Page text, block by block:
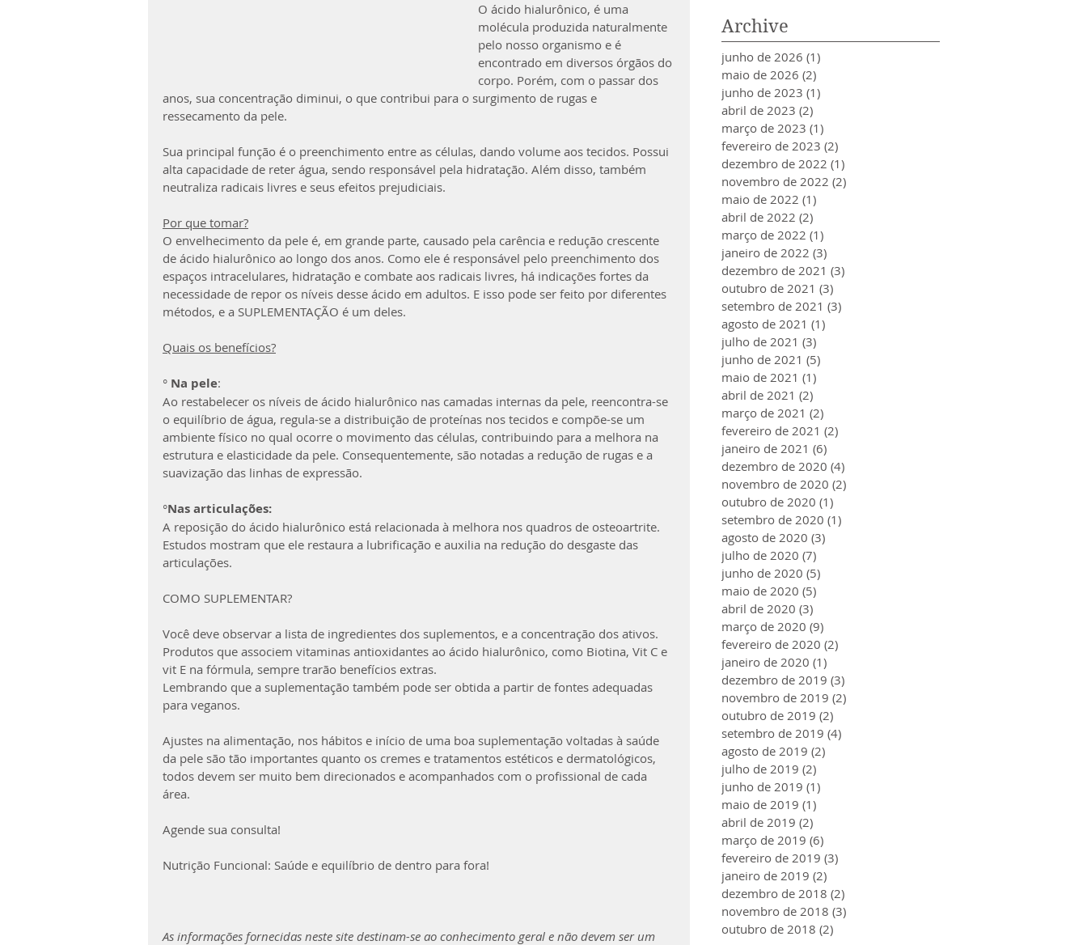
O ácido hialurônico, é uma
molécula produzida naturalmente
pelo nosso organismo e é
encontrado em diversos órgãos do
corpo. Porém, com o passar dos
anos, sua concentração diminui, o que contribui para o surgimento de rugas e
ressecamento da pele.
Sua principal função é o preenchimento entre as células, dando volume aos tecidos. Possui
alta capacidade de reter água, sendo responsável pela hidratação. Além disso, também
neutraliza radicais livres e seus efeitos prejudiciais.
Por que tomar?
O envelhecimento da pele é, em grande parte, causado pela carência e redução crescente
de ácido hialurônico ao longo dos anos. Como ele é responsável pelo preenchimento dos
espaços intracelulares, hidratação e combate aos radicais livres, há indicações fortes da
necessidade de repor os níveis desse ácido em adultos. E isso pode ser feito por diferentes
métodos, e a SUPLEMENTAÇÃO é um deles.
Quais os benefícios?
° Na pele:
Ao restabelecer os níveis de ácido hialurônico nas camadas internas da pele, reencontra-se
o equilíbrio de água, regula-se a distribuição de proteínas nos tecidos e compõe-se um
ambiente físico no qual ocorre o movimento das células, contribuindo para a melhora na
estrutura e elasticidade da pele. Consequentemente, são notadas a redução de rugas e a
suavização das linhas de expressão.
°Nas articulações:
A reposição do ácido hialurônico está relacionada à melhora nos quadros de osteoartrite.
Estudos mostram que ele restaura a lubrificação e auxilia na redução do desgaste das
articulações.
COMO SUPLEMENTAR?
Você deve observar a lista de ingredientes dos suplementos, e a concentração dos ativos.
Produtos que associem vitaminas antioxidantes ao ácido hialurônico, como Biotina, Vit C e
vit E na fórmula, sempre trarão benefícios extras.
Lembrando que a suplementação também pode ser obtida a partir de fontes adequadas
para veganos.
Ajustes na alimentação, nos hábitos e início de uma boa suplementação voltadas à saúde
da pele são tão importantes quanto os cremes e tratamentos estéticos e dermatológicos,
todos devem ser muito bem direcionados e acompanhados com o profissional de cada
área.
Agende sua consulta!
Nutrição Funcional: Saúde e equilíbrio de dentro para fora!
As informações fornecidas neste site destinam-se ao conhecimento geral e não devem ser um
Archive
junho de 2026 (1)
maio de 2026 (2)
junho de 2023 (1)
abril de 2023 (2)
março de 2023 (1)
fevereiro de 2023 (2)
dezembro de 2022 (1)
novembro de 2022 (2)
maio de 2022 (1)
abril de 2022 (2)
março de 2022 (1)
janeiro de 2022 (3)
dezembro de 2021 (3)
outubro de 2021 (3)
setembro de 2021 (3)
agosto de 2021 (1)
julho de 2021 (3)
junho de 2021 (5)
maio de 2021 (1)
abril de 2021 (2)
março de 2021 (2)
fevereiro de 2021 (2)
janeiro de 2021 (6)
dezembro de 2020 (4)
novembro de 2020 (2)
outubro de 2020 (1)
setembro de 2020 (1)
agosto de 2020 (3)
julho de 2020 (7)
junho de 2020 (5)
maio de 2020 (5)
abril de 2020 (3)
março de 2020 (9)
fevereiro de 2020 (2)
janeiro de 2020 (1)
dezembro de 2019 (3)
novembro de 2019 (2)
outubro de 2019 (2)
setembro de 2019 (4)
agosto de 2019 (2)
julho de 2019 (2)
junho de 2019 (1)
maio de 2019 (1)
abril de 2019 (2)
março de 2019 (6)
fevereiro de 2019 (3)
janeiro de 2019 (2)
dezembro de 2018 (2)
novembro de 2018 (3)
outubro de 2018 (2)